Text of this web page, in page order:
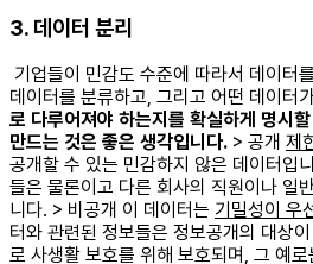
3. 데이터 분리
기업들이 민감도 수준에 따라서 데이터
데이터를 분류하고, 그리고 어떤 데이터
로 다루어져야 하는지를 확실하게 명시
만드는 것은 좋은 생각입니다. > 공개 제
공개할 수 있는 민감하지 않은 데이터입
들은 물론이고 다른 회사의 직원이나 일
니다. > 비공개 이 데이터는 기밀성이 우
터와 관련된 정보들은 정보공개의 대상
로 사생활 보호를 위해 보호되며, 그 예